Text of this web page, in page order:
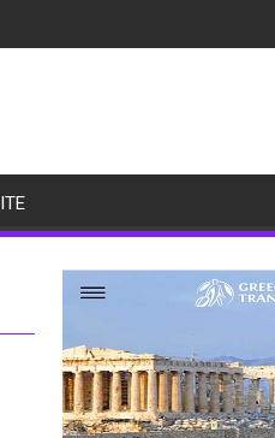
μέσα από τη μουσική